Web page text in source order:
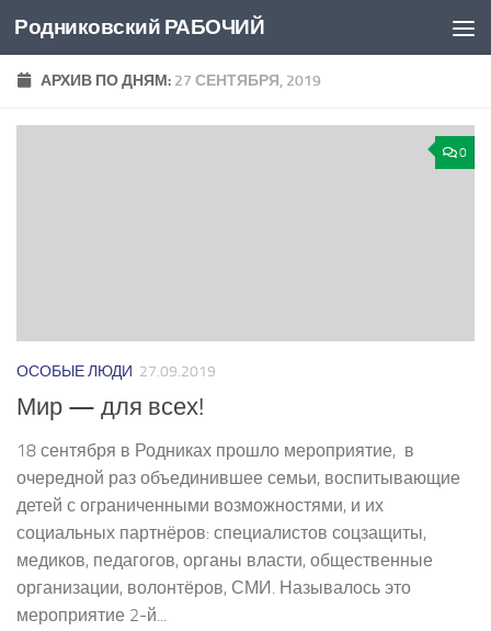
Перейти к содержимому
Родниковский РАБОЧИЙ
АРХИВ ПО ДНЯМ: 27 СЕНТЯБРЯ, 2019
0
ОСОБЫЕ ЛЮДИ 27.09.2019
Мир — для всех!
18 сентября в Родниках прошло мероприятие, в
очередной раз объединившее семьи, воспитывающие
детей с ограниченными возможностями, и их
социальных партнёров: специалистов соцзащиты,
медиков, педагогов, органы власти, общественные
организации, волонтёров, СМИ. Называлось это
мероприятие 2­-й...